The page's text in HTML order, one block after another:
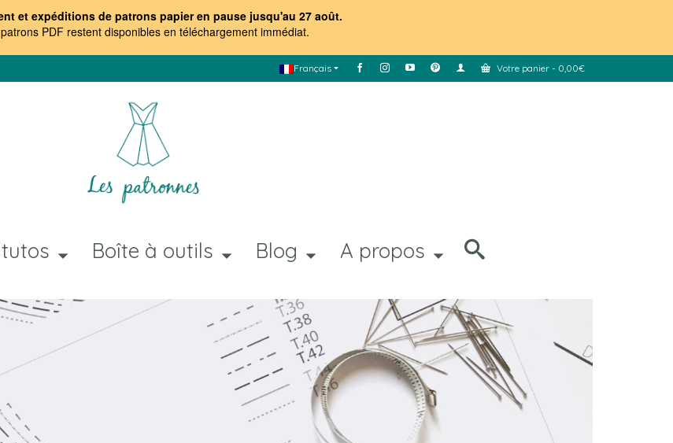
et expéditions de patrons papier en pause jusqu'au 27 août.
PDF restent disponibles en téléchargement immédiat.
Français Votre panier - 0,00€
Boîte à outils Blog A propos